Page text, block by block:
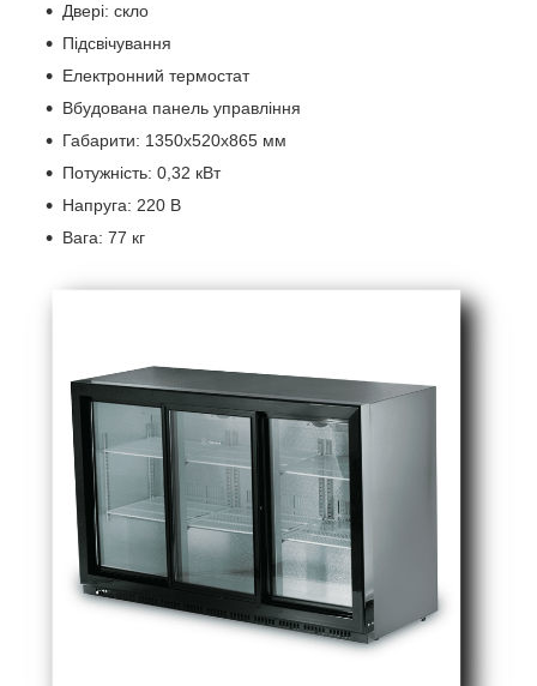
Двері: скло
Підсвічування
Електронний термостат
Вбудована панель управління
Габарити: 1350x520x865 мм
Потужність: 0,32 кВт
Напруга: 220 В
Вага: 77 кг